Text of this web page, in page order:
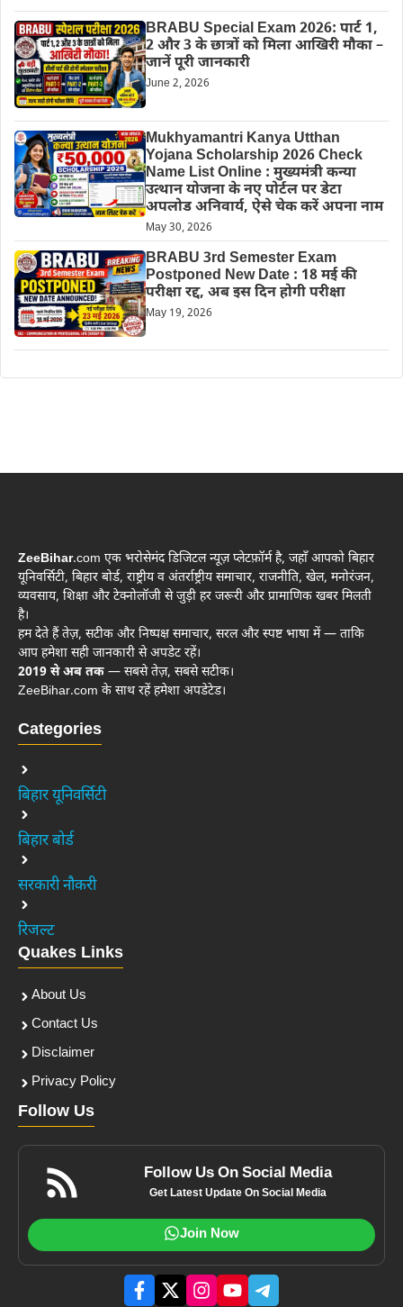
BRABU Special Exam 2026: पार्ट 1,
2 और 3 के छात्रों को मिला आखिरी मौका –
जानें पूरी जानकारी
June 2, 2026
Mukhyamantri Kanya Utthan
Yojana Scholarship 2026 Check
Name List Online : मुख्यमंत्री कन्या
उत्थान योजना के नए पोर्टल पर डेटा
अपलोड अनिवार्य, ऐसे चेक करें अपना नाम
May 30, 2026
BRABU 3rd Semester Exam
Postponed New Date : 18 मई की
परीक्षा रद्द, अब इस दिन होगी परीक्षा
May 19, 2026
ZeeBihar.com एक भरोसेमंद डिजिटल न्यूज़ प्लेटफ़ॉर्म है, जहाँ आपको बिहार
यूनिवर्सिटी, बिहार बोर्ड, राष्ट्रीय व अंतर्राष्ट्रीय समाचार, राजनीति, खेल, मनोरंजन,
व्यवसाय, शिक्षा और टेक्नोलॉजी से जुड़ी हर जरूरी और प्रामाणिक खबर मिलती
है।
हम देते हैं तेज़, सटीक और निष्पक्ष समाचार, सरल और स्पष्ट भाषा में — ताकि
आप हमेशा सही जानकारी से अपडेट रहें।
2019 से अब तक — सबसे तेज़, सबसे सटीक।
ZeeBihar.com के साथ रहें हमेशा अपडेटेड।
Categories
बिहार यूनिवर्सिटी
बिहार बोर्ड
सरकारी नौकरी
रिजल्ट
Quakes Links
About Us
Contact Us
Disclaimer
Privacy Policy
Follow Us
Follow Us On Social Media
Get Latest Update On Social Media
Join Now